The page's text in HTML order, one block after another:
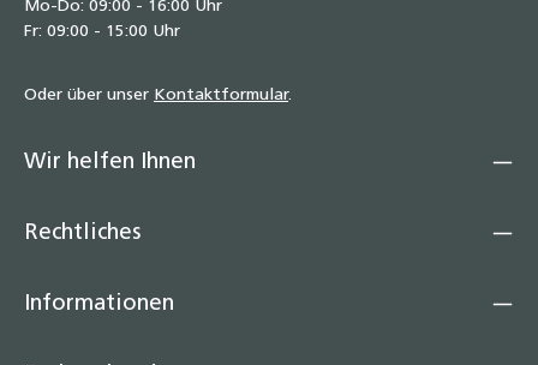
Mo-Do: 09:00 - 16:00 Uhr
Fr: 09:00 - 15:00 Uhr
Oder über unser Kontaktformular.
Wir helfen Ihnen
Rechtliches
Informationen